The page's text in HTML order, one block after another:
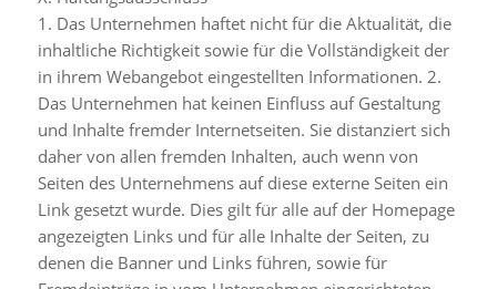
1. Das Unternehmen haftet nicht für die Aktualität, die
inhaltliche Richtigkeit sowie für die Vollständigkeit der
in ihrem Webangebot eingestellten Informationen. 2.
Das Unternehmen hat keinen Einfluss auf Gestaltung
und Inhalte fremder Internetseiten. Sie distanziert sich
daher von allen fremden Inhalten, auch wenn von
Seiten des Unternehmens auf diese externe Seiten ein
Link gesetzt wurde. Dies gilt für alle auf der Homepage
angezeigten Links und für alle Inhalte der Seiten, zu
denen die Banner und Links führen, sowie für